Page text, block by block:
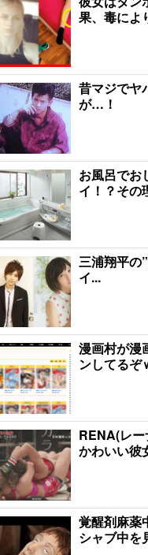
果、毒によ
昔マジでヤ
が…！
お風呂でお
イ！？その
三浦翔平の
イ...
漫画村が漫
ンしてるぞ
RENA(レー
かわいい彼
覚醒剤麻薬
シャブ中を